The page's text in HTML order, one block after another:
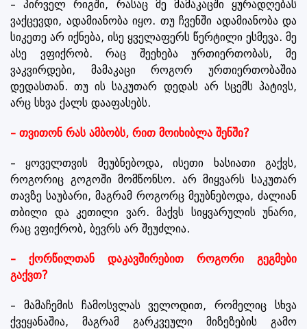
– პირველ რიგში, რასაც მე მამაკაცში ყურადღებას
ვაქცევდი, ადამიანობა იყო. თუ ჩვენში ადამიანობა და
სიკეთე არ იქნება, ისე ყველაფერს წერტილი ესმევა. მე
ასე ვფიქრობ. რაც შეეხება ურთიერთობას, მე
ვაკვირდები, მამაკაცი როგორ ურთიერთობაშია
დედასთან. თუ ის საკუთარ დედას არ სცემს პატივს,
არც სხვა ქალს დააფასებს.
– თვითონ რას ამბობს, რით მოიხიბლა შენში?
– ყოველთვის მეუბნებოდა, ისეთი ხასიათი გაქვს,
როგორიც გოგოში მომწონსო. არ მიყვარს საკუთარ
თავზე საუბარი, მაგრამ როგორც მეუბნებოდა, ძალიან
თბილი და კეთილი ვარ. მაქვს სიყვარულის უნარი,
რაც ვფიქრობ, ბევრს არ შეუძლია.
– ქორწილთან დაკავშირებით როგორი გეგმები
გაქვთ?
– მამაჩემის ჩამოსვლას ველოდით, რომელიც სხვა
ქვეყანაშია, მაგრამ გარკვეული მიზეზების გამო